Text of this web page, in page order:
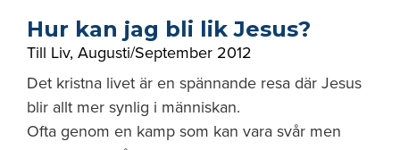
Hur kan jag bli lik Jesus?
Till Liv, Augusti/September 2012
Det kristna livet är en spännande resa där Jesus
blir allt mer synlig i människan.
Ofta genom en kamp som kan vara svår men